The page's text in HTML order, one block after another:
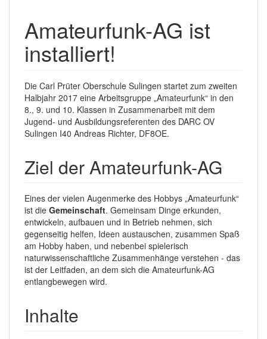
Amateurfunk-AG ist
installiert!
Die Carl Prüter Oberschule Sulingen startet zum zweiten
Halbjahr 2017 eine Arbeitsgruppe „Amateurfunk“ in den
8., 9. und 10. Klassen in Zusammenarbeit mit dem
Jugend- und Ausbildungsreferenten des DARC OV
Sulingen I40 Andreas Richter, DF8OE.
Ziel der Amateurfunk-AG
Eines der vielen Augenmerke des Hobbys „Amateurfunk“
ist die Gemeinschaft. Gemeinsam Dinge erkunden,
entwickeln, aufbauen und in Betrieb nehmen, sich
gegenseitig helfen, Ideen austauschen, zusammen Spaß
am Hobby haben, und nebenbei spielerisch
naturwissenschaftliche Zusammenhänge verstehen - das
ist der Leitfaden, an dem sich die Amateurfunk-AG
entlangbewegen wird.
Inhalte